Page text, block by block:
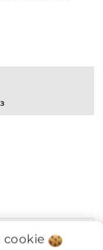
cookie